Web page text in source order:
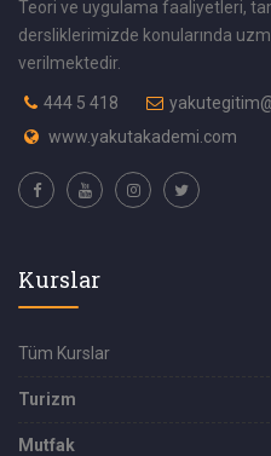
Teori ve uygulama faaliyetleri,
dersliklerimizde konularında
verilmektedir.
444 5 418
www.yakutakademi.com
Kurslar
Tüm Kurslar
Turizm
Mutfak